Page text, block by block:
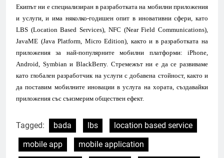
Екипът ни е специализиран в разработката на мобилни приложения
и услуги, и има няколко-годишен опит в иновативни сфери, като
LBS (Location Based Services), NFC (Near Field Communications),
JavaME (Java Platform, Micro Edition), както и в разработката на
приложения за най-популярните мобилни платформи: iPhone,
Android, Symbian и BlackBerry. Стремежът ни е да се развиваме
като глобален разработчик на услуги с добавена стойност, както и
да поставим мобилните иновации в услуга на хората, създавайки
приложения със съизмерим обществен ефект.
Tagged: bada lbs
location based service
mobile app
mobile application